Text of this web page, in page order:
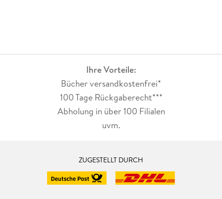
Ihre Vorteile:
Bücher versandkostenfrei*
100 Tage Rückgaberecht***
Abholung in über 100 Filialen
uvm.
ZUGESTELLT DURCH